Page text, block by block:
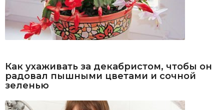
Как ухаживать за декабристом, чтобы он
радовал пышными цветами и сочной
зеленью